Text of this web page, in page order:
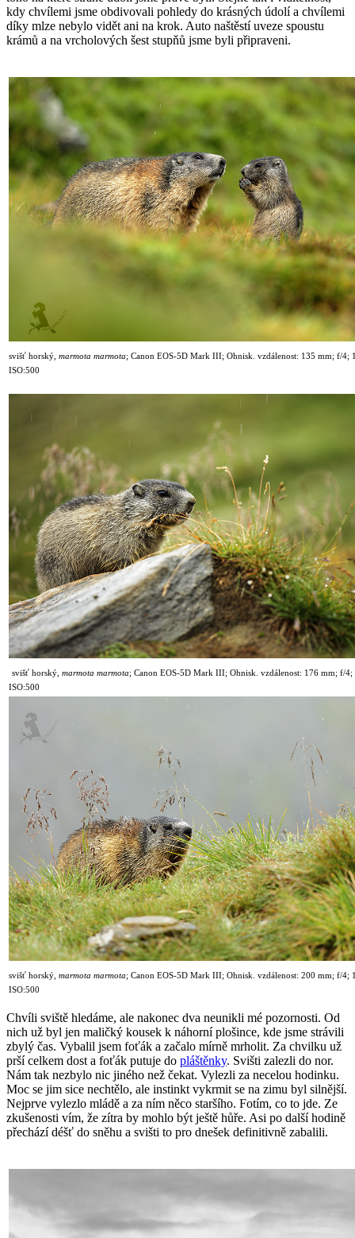
kdy chvílemi jsme obdivovali pohledy do krásných údolí a chvílemi
díky mlze nebylo vidět ani na krok. Auto naštěstí uveze spoustu
krámů a na vrcholových šest stupňů jsme byli připraveni.
svišť horský, marmota marmota; Canon EOS-5D Mark III; Ohnisk. vzdálenost: 135 mm; f/4;
ISO:500
svišť horský, marmota marmota; Canon EOS-5D Mark III; Ohnisk. vzdálenost: 176 mm; f/4;
ISO:500
svišť horský, marmota marmota; Canon EOS-5D Mark III; Ohnisk. vzdálenost: 200 mm; f/4;
ISO:500
Chvíli sviště hledáme, ale nakonec dva neunikli mé pozornosti. Od
nich už byl jen maličký kousek k náhorní plošince, kde jsme strávili
zbylý čas. Vybalil jsem foťák a začalo mírně mrholit. Za chvilku už
prší celkem dost a foťák putuje do pláštěnky. Svišti zalezli do nor.
Nám tak nezbylo nic jiného než čekat. Vylezli za necelou hodinku.
Moc se jim sice nechtělo, ale instinkt vykrmit se na zimu byl silnější.
Nejprve vylezlo mládě a za ním něco staršího. Fotím, co to jde. Ze
zkušenosti vím, že zítra by mohlo být ještě hůře. Asi po další hodině
přechází déšť do sněhu a svišti to pro dnešek definitivně zabalili.